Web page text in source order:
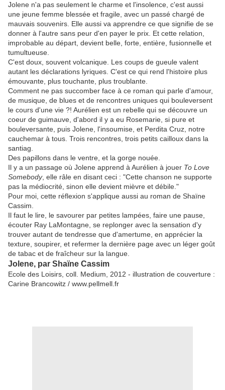
Jolene n'a pas seulement le charme et l'insolence, c'est aussi
une jeune femme blessée et fragile, avec un passé chargé de
mauvais souvenirs. Elle aussi va apprendre ce que signifie de se
donner à l'autre sans peur d'en payer le prix. Et cette relation,
improbable au départ, devient belle, forte, entière, fusionnelle et
tumultueuse.
C'est doux, souvent volcanique. Les coups de gueule valent
autant les déclarations lyriques. C'est ce qui rend l'histoire plus
émouvante, plus touchante, plus troublante.
Comment ne pas succomber face à ce roman qui parle d'amour,
de musique, de blues et de rencontres uniques qui bouleversent
le cours d'une vie ?! Aurélien est un rebelle qui se découvre un
coeur de guimauve, d'abord il y a eu Rosemarie, si pure et
bouleversante, puis Jolene, l'insoumise, et Perdita Cruz, notre
cauchemar à tous. Trois rencontres, trois petits cailloux dans la
santiag.
Des papillons dans le ventre, et la gorge nouée.
Il y a un passage où Jolene apprend à Aurélien à jouer To Love
Somebody, elle râle en disant ceci : "Cette chanson ne supporte
pas la médiocrité, sinon elle devient mièvre et débile."
Pour moi, cette réflexion s'applique aussi au roman de Shaïne
Cassim.
Il faut le lire, le savourer par petites lampées, faire une pause,
écouter Ray LaMontagne, se replonger avec la sensation d'y
trouver autant de tendresse que d'amertume, en apprécier la
texture, soupirer, et refermer la dernière page avec un léger goût
de tabac et de fraîcheur sur la langue.
Jolene, par Shaïne Cassim
Ecole des Loisirs, coll. Medium, 2012 - illustration de couverture :
Carine Brancowitz / www.pellmell.fr